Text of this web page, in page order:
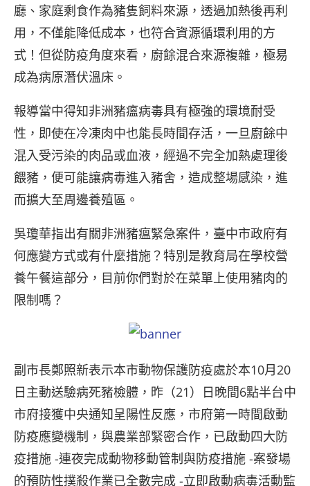
廳、家庭剩食作為豬隻飼料來源，透過加熱後再利
用，不僅能降低成本，也符合資源循環利用的方
式！但從防疫角度來看，廚餘混合來源複雜，極易
成為病原潛伏溫床。
報導當中得知非洲豬瘟病毒具有極強的環境耐受
性，即使在冷凍肉中也能長時間存活，一旦廚餘中
混入受污染的肉品或血液，經過不完全加熱處理後
餵豬，便可能讓病毒進入豬舍，造成整場感染，進
而擴大至周邊養殖區。
吳瓊華指出有關非洲豬瘟緊急案件，臺中市政府有
何應變方式或有什麼措施？特別是教育局在學校營
養午餐這部分，目前你們對於在菜單上使用豬肉的
限制嗎？
副市長鄭照新表示本市動物保護防疫處於本10月20
日主動送驗病死豬檢體，昨（21）日晚間6點半台中
市府接獲中央通知呈陽性反應，市府第一時間啟動
防疫應變機制，與農業部緊密合作，已啟動四大防
疫措施 -連夜完成動物移動管制與防疫措施 -案發場
的預防性撲殺作業已全數完成 -立即啟動病毒活動監